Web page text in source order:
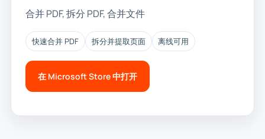
合并 PDF, 拆分 PDF, 合并文件
快速合并 PDF 拆分并提取页面 离线可用
在 Microsoft Store 中打开